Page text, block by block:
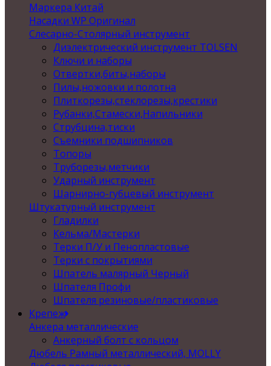
Маркера Китай
Насадки WP Оригинал
Слесарно-Столярный инструмент
Диэлектрический инструмент TOLSEN
Ключи и наборы
Отвертки,биты,наборы
Пилы,ножовки и полотна
Плиткорезы,стеклорезы,крестики
Рубанки,Стамески,Напильники
Струбцина,тиски
Съемники подшипников
Топоры
Труборезы,метчики
Ударный инструмент
Шарнирно-губцевый инструмент
Штукатурный инструмент
Гладилки
Кельма/Мастерки
Терки П/У и Пенопластовые
Терки с покрытиями
Шпатель малярный Черный
Шпателя Профи
Шпателя резиновые/пластиковые
Крепеж
Анкера металлические
Анкерный болт с кольцом
Дюбель Рамный металлический, MOLLY